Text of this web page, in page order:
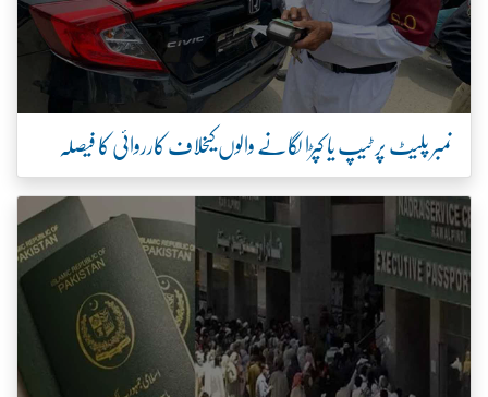
نمبر پلیٹ پر ٹیپ یا کپڑا لگانے والوں کیخلاف کارروائی کا فیصلہ